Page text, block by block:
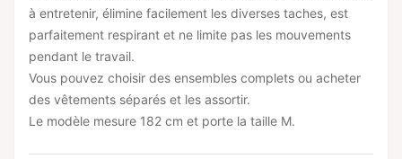
à entretenir, élimine facilement les diverses taches, est
parfaitement respirant et ne limite pas les mouvements
pendant le travail.
Vous pouvez choisir des ensembles complets ou acheter
des vêtements séparés et les assortir.
Le modèle mesure 182 cm et porte la taille M.